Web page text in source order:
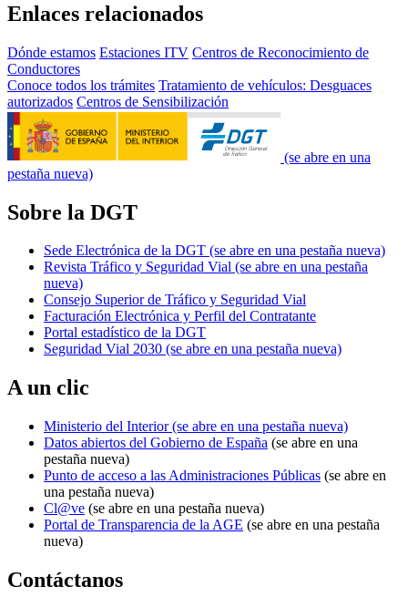
Enlaces relacionados
Dónde estamos Estaciones ITV Centros de Reconocimiento de
Conductores
Conoce todos los trámites Tratamiento de vehículos: Desguaces
autorizados Centros de Sensibilización
(se abre en una
pestaña nueva)
Sobre la DGT
Sede Electrónica de la DGT (se abre en una pestaña nueva)
Revista Tráfico y Seguridad Vial (se abre en una pestaña
nueva)
Consejo Superior de Tráfico y Seguridad Vial
Facturación Electrónica y Perfil del Contratante
Portal estadístico de la DGT
Seguridad Vial 2030 (se abre en una pestaña nueva)
A un clic
Ministerio del Interior(se abre en una pestaña nueva)
Datos abiertos del Gobierno de España (se abre en una
pestaña nueva)
Punto de acceso a las Administraciones Públicas (se abre en
una pestaña nueva)
Cl@ve (se abre en una pestaña nueva)
Portal de Transparencia de la AGE (se abre en una pestaña
nueva)
Contáctanos